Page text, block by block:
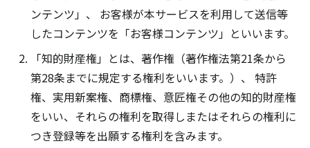
ンテンツ」、 お客様が本サービスを利用して送信等
したコンテンツを「お客様コンテンツ」といいます。
「知的財産権」とは、著作権（著作権法第21条から
第28条までに規定する権利をいいます。）、 特許
権、実用新案権、商標権、意匠権その他の知的財産権
をいい、それらの権利を取得しまたはそれらの権利に
つき登録等を出願する権利を含みます。